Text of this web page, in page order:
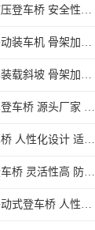
云浮手动液压登车桥 安全性较高 节省空间
潮州站台移动装车机 骨架加密 承载更强 皇加力机械设备厂
梧州货柜车装载斜坡 骨架加密 承载更强 皇加力机械设备厂
云浮货柜车登车桥 源头厂家 提高装卸作业效率
分段式登车桥 人性化设计 适用性广
漳州手摇登车桥 灵活性高 防滑性能好
崇左三段移动式登车桥 人性化设计 防滑性能好